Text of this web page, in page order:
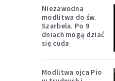
Niezawodna
modlitwa do św.
Szarbela. Po 9
dniach mogą dziać
się cuda
Modlitwa ojca Pio